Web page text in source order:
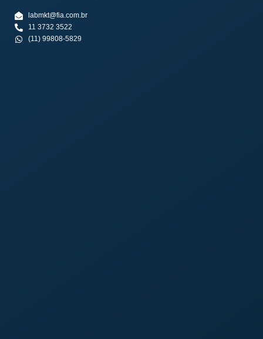
labmkt@fia.com.br
11 3732 3522
(11) 99808-5829